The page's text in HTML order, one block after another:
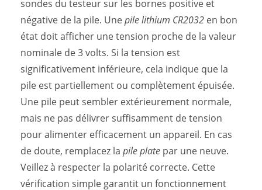
sondes du testeur sur les bornes positive et
négative de la pile. Unepile lithium CR2032 en bon
état doit afficher une tension proche de la valeur
nominale de 3 volts. Si la tension est
significativement inférieure, cela indique que la
pile est partiellement ou complètement épuisée.
Une pile peut sembler extérieurement normale,
mais ne pas délivrer suffisamment de tension
pour alimenter efficacement un appareil. En cas
de doute, remplacez la pile plate par une neuve.
Veillez à respecter la polarité correcte. Cette
vérification simple garantit un fonctionnement